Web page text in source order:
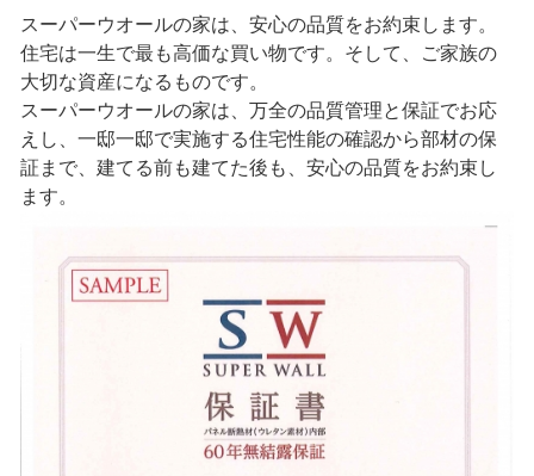
スーパーウオールの家は、安心の品質をお約束します。
住宅は一生で最も高価な買い物です。そして、ご家族の
大切な資産になるものです。
スーパーウオールの家は、万全の品質管理と保証でお応
えし、一邸一邸で実施する住宅性能の確認から部材の保
証まで、建てる前も建てた後も、安心の品質をお約束し
ます。